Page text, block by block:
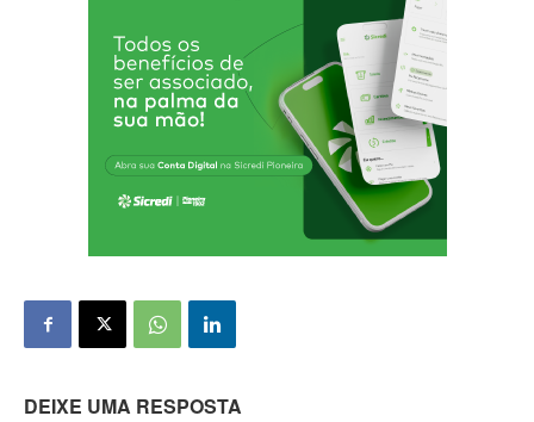
DEIXE UMA RESPOSTA